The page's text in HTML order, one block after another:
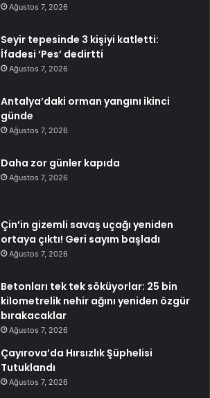
Ağustos 7, 2026
Seyir tepesinde 3 kişiyi katletti:
İfadesi ‘Pes’ dedirtti
Ağustos 7, 2026
Antalya’daki orman yangını ikinci
günde
Ağustos 7, 2026
Daha zor günler kapıda
Ağustos 7, 2026
Çin’in gizemli savaş uçağı yeniden
ortaya çıktı! Geri sayım başladı
Ağustos 7, 2026
Betonları tek tek söküyorlar: 25 bin
kilometrelik nehir ağını yeniden özgür
bırakacaklar
Ağustos 7, 2026
Çayırova’da Hırsızlık Şüphelisi
Tutuklandı
Ağustos 7, 2026